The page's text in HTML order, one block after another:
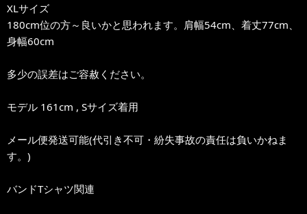
XLサイズ
180cm位の方～良いかと思われます。肩幅54cm、着丈77cm、
身幅60cm
多少の誤差はご容赦ください。
モデル 161cm , Sサイズ着用
メール便発送可能(代引き不可・紛失事故の責任は負いかねま
す。)
バンドTシャツ関連